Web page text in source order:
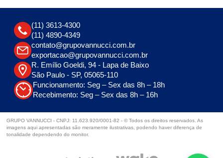
(11) 3613-4300
(11) 4890-4349
contato@grupovannucci.com.br
exportacao@grupovannucci.com.br
R. Emílio Goeldi, 94 - Lapa de Baixo
São Paulo - SP, 05065-110
Funcionamento: Seg – Sex das 8h – 18h
Recebimento: Seg – Sex das 8h – 16h
GRUPO VANNUCCI - CNPJ: 11.623.920/0001-82 - © Todos os direitos reservados. As
imagens aqui apresentadas são meramente ilustrativas, podendo haver diferença de
tonalidade dependendo do monitor.